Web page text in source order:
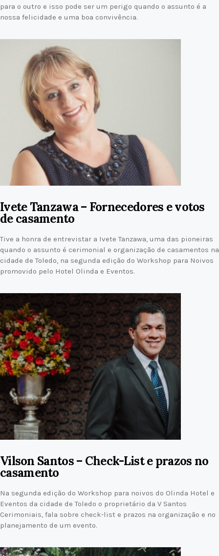
para o outro e isso pode ser um perigo quando o assunto é a
nossa felicidade e uma boa convivência.
Ivete Tanzawa – Fornecedores e votos
de casamento
Tive a honra de entrevistar a Ivete Tanzawa, uma das pioneiras
quando o assunto é cerimonial e organização de casamentos na
cidade de Toledo, na segunda edição do Workshop para Noivos
promovido pelo Hotel Olinda e Eventos.
Vilson Santos – Check-List e prazos no
casamento
Na segunda edição do Workshop para noivos do Olinda Hotel e
Eventos da cidade de Toledo o proprietário da V Santos
Cerimoniais, fala sobre check-list e prazos na organização e no
planejamento de um evento.